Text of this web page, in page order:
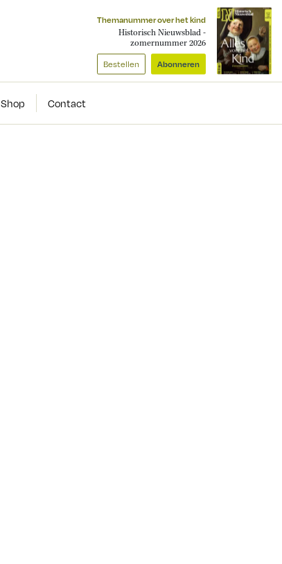
Themanummer over het kind
Historisch Nieuwsblad -
zomernummer 2026
Bestellen Abonneren
Shop Contact